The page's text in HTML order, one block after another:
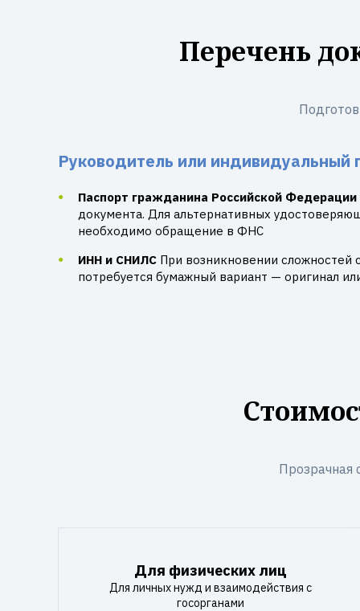
Перечень
Руководитель или индивидуальный
Паспорт гражданина Российской Федерации
документа. Для альтернативных
необходимо обращение в ФНС
ИНН и СНИЛС При возникновении
потребуется бумажный вариант — оригинал
Прозрачная
Для физических лиц
Для личных нужд и взаимодействия с
госорганами